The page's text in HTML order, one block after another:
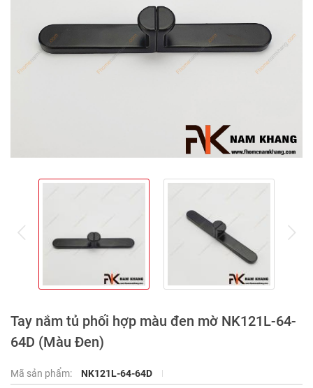
Tay nắm tủ phối hợp màu đen mờ NK121L-64-
64D (Màu Đen)
Mã sản phẩm: NK121L-64-64D